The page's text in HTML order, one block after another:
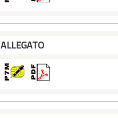
ALLEGATO